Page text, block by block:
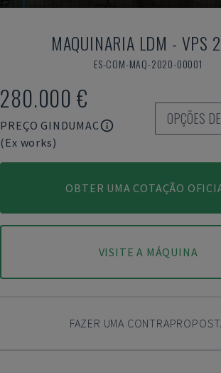
MAQUINARIA LDM - VPS
ES-COM-MAQ-2020-00001
280.000 €
PREÇO GINDUMAC
(Ex works)
OPÇÕES
OBTER UMA COTAÇÃO
VISITE A MÁQUINA
FAZER UMA